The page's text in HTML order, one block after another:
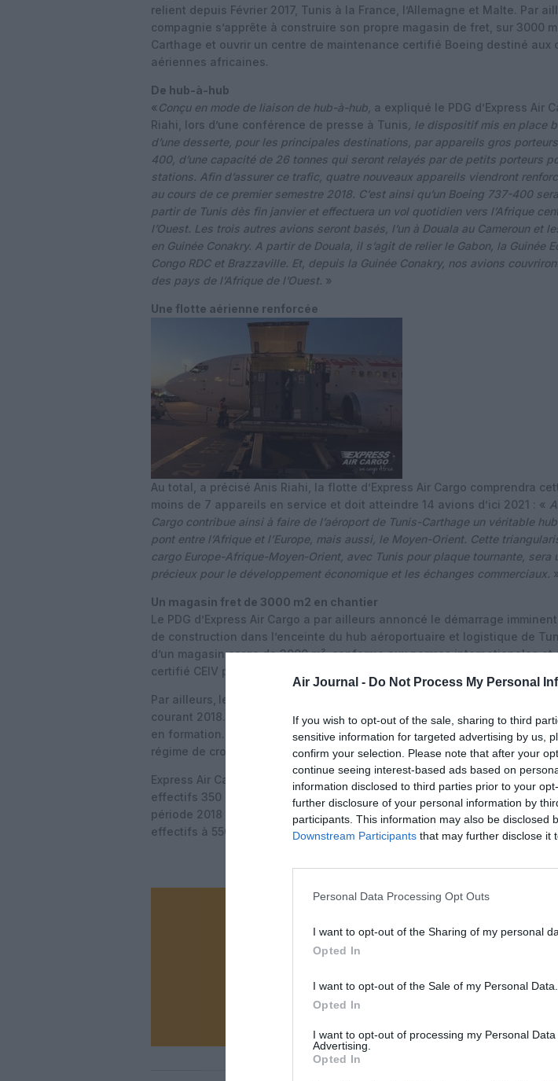
Air Journal - Do Not Process My Personal
If you wish to opt-out of the sale, sharing to third
sensitive information for targeted advertising by us,
confirm your selection. Please note that after your
continue seeing interest-based ads based on
information disclosed to third parties prior to your
further disclosure of your personal information by
participants. This information may also be disclosed
Downstream Participants that may further disclose it
Personal Data Processing Opt Outs
I want to opt-out of the Sharing of my personal
Opted In
I want to opt-out of the Sale of my Personal Data.
Opted In
I want to opt-out of processing my Personal
Advertising.
Opted In
relient depuis Février 2017, Tunis à la France, l’Allemagne et Malte. Par
compagnie s’apprête à construire son propre magasin de fret, sur 3000
Carthage et ouvrir un centre de maintenance certifié Boeing destiné aux
aériennes africaines.
De hub-à-hub
« Conçu en mode de liaison de hub-à-hub, a expliqué le PDG d’Express Air
Riahi, lors d’une conférence de presse à Tunis , le dispositif mis en place
d’une desserte, pour les principales destinations, par appareils gros
400, d’une capacité de 26 tonnes qui seront relayés par de petits porteurs
stations. Afin d’assurer ce trafic, quatre nouveaux appareils viendront
au cours de ce premier semestre 2018. C’est ainsi qu’un Boeing 737-400
partir de Tunis dès fin janvier et effectuera un vol quotidien vers l’Afrique
l’Ouest. Les trois autres avions seront basés, l’un à Douala au Cameroun et
en Guinée Conakry. A partir de Douala, il s’agit de relier le Gabon, la Guinée
Congo RDC et Brazzaville. Et, depuis la Guinée Conakry, nos avions
des pays de l’Afrique de l’Ouest. »
Une flotte aérienne renforcée
Au total, a précisé Anis Riahi, la flotte d’Express Air Cargo comprendra
moins de 7 appareils en service et doit atteindre 14 avions d’ici 2021 : «
Cargo contribue ainsi à faire de l’aéroport de Tunis-Carthage un véritable
pont entre l’Afrique et l’Europe, mais aussi, le Moyen-Orient. Cette
cargo Europe-Afrique-Moyen-Orient, avec Tunis pour plaque tournante, sera
précieux pour le développement économique et les échanges commerciaux. »
Un magasin fret de 3000 m2 en chantier
Le PDG d’Express Air Cargo a par ailleurs annoncé le démarrage
de construction dans l’enceinte du hub aéroportuaire et logistique de
d’un magasin cargo de 3000 m², conforme aux normes internationales et
certifié CEIV pour les produits pharmaceutiques.
Par ailleurs, les préparatifs se poursuivent intensivement pour l’ouverture
courant 2018. Un premier groupe de 30 ingénieurs a d’ores et déjà été
en formation. Totalisant des investissements de 90 millions de dinars, il
régime de croissance 400 ingénieurs en a aéronautique.
Express Air Cargo, dont les investissements ont atteint, 52 millions de
effectifs 350 cadres et agents. En 2017, elle a chargé environ 4 mille
période 2018 -2019, ses investissements passeront à 70 millions de
effectifs à 550 salariés.
Soutenez-nous, faites un don !
NOUS SOUTENIR